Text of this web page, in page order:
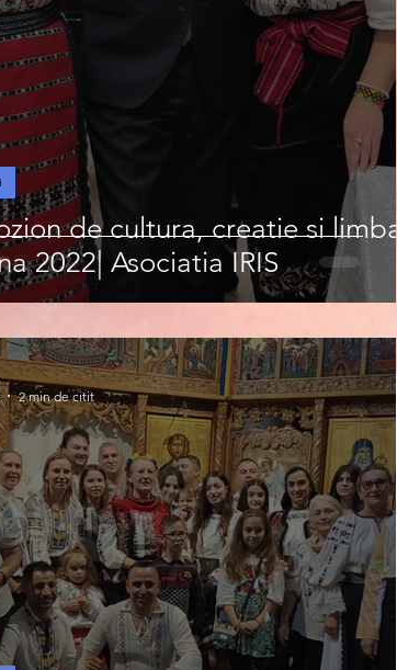
de cultura, creatie si limba
2022| Asociatia IRIS
2 min de citit